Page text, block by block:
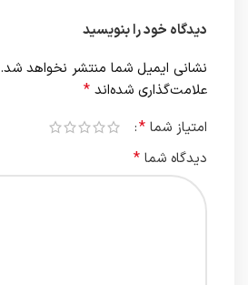
دیدگاه خود را بنویسید
نشانی ایمیل شما منتشر نخواهد شد.
علامت‌گذاری شده‌اند *
امتیاز شما *
دیدگاه شما *